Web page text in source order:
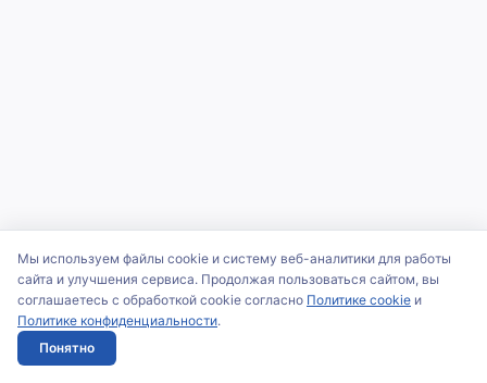
Мы используем файлы cookie и систему веб-аналитики для работы
сайта и улучшения сервиса. Продолжая пользоваться сайтом, вы
соглашаетесь с обработкой cookie согласно Политике cookie и
Политике конфиденциальности.
Понятно